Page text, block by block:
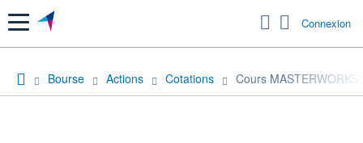
Menu Connexion
Bourse Actions Cotations Cours MASTERWORKS